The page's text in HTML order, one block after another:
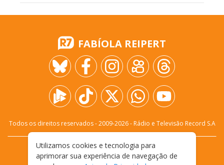
FABÍOLA REIPERT
Todos os direitos reservados - 2009-2026- Rádio e Televisão Record S.A
FALE CONOSCO
PRIVACIDADE
Utilizamos cookies e tecnologia para
aprimorar sua experiência de navegação de